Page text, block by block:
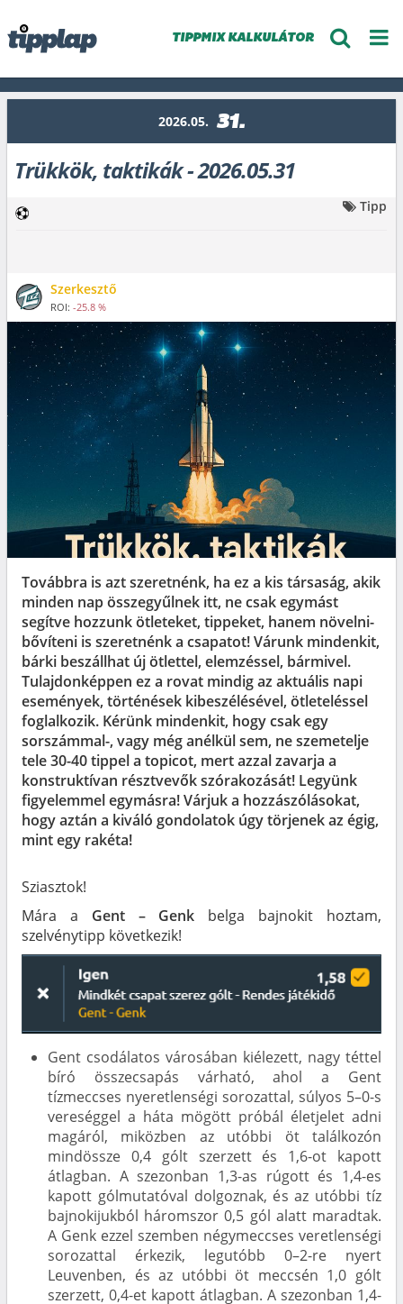
TIPPMIX KALKULÁTOR
2026.05. 31.
Trükkök, taktikák - 2026.05.31
Szerkesztő
ROI: -25.8 %
Tipp
Továbbra is azt szeretnénk, ha ez a kis társaság, akik
minden nap összegyűlnek itt, ne csak egymást
segítve hozzunk ötleteket, tippeket, hanem növelni-
bővíteni is szeretnénk a csapatot! Várunk mindenkit,
bárki beszállhat új ötlettel, elemzéssel, bármivel.
Tulajdonképpen ez a rovat mindig az aktuális napi
események, történések kibeszélésével, ötleteléssel
foglalkozik. Kérünk mindenkit, hogy csak egy
sorszámmal-, vagy még anélkül sem, ne szemetelje
tele 30-40 tippel a topicot, mert azzal zavarja a
konstruktívan résztvevők szórakozását! Legyünk
figyelemmel egymásra! Várjuk a hozzászólásokat,
hogy aztán a kiváló gondolatok úgy törjenek az égig,
mint egy rakéta!
Sziasztok!
Mára a Gent – Genk belga bajnokit hoztam,
szelvénytipp következik!
Gent csodálatos városában kiélezett, nagy téttel
bíró összecsapás várható, ahol a Gent
tízmeccses nyeretlenségi sorozattal, súlyos 5–0-s
vereséggel a háta mögött próbál életjelet adni
magáról, miközben az utóbbi öt találkozón
mindössze 0,4 gólt szerzett és 1,6-ot kapott
átlagban. A szezonban 1,3-as rúgott és 1,4-es
kapott gólmutatóval dolgoznak, és az utóbbi tíz
bajnokijukból háromszor 0,5 gól alatt maradtak.
A Genk ezzel szemben négymeccses veretlenségi
sorozattal érkezik, legutóbb 0–2-re nyert
Leuvenben, és az utóbbi öt meccsén 1,0 gólt
szerzett, 0,4-et kapott átlagban. A szezonban 1,4-